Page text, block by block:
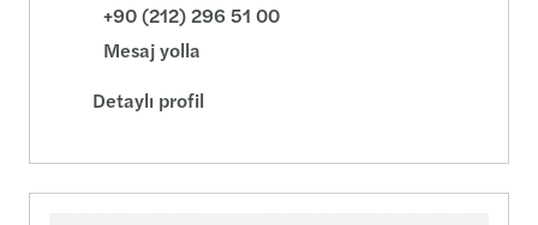
+90 (212) 296 51 00
Mesaj yolla
Detaylı profil